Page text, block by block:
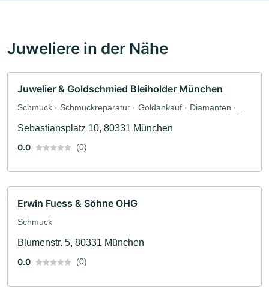
Juweliere in der Nähe
Juwelier & Goldschmied Bleiholder München
Schmuck · Schmuckreparatur · Goldankauf · Diamanten ·
Sebastiansplatz 10, 80331 München
0.0
(0)
Erwin Fuess & Söhne OHG
Schmuck
Blumenstr. 5, 80331 München
0.0
(0)